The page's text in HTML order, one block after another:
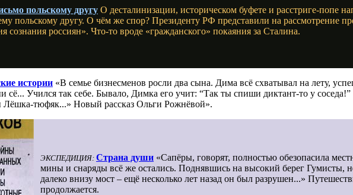
польскому другу О десталинизации, историческом буфете и расстриге-попе
польскому другу. О чём же спор? Президенту РФ представили на рассмотрение
сознания россиян». Что-то вроде «гражданского» покаяния за Сталина.
истории «В семье бизнесменов росли два сына. Дима всё схватывал на лету,
сё... Учился так себе. Бывало, Димка его учит: “Так ты спиши диктант-то у
Лёшка-тюфяк...» Новый рассказ Ольги Рожнёвой».
ЭКСПЕДИЦИЯ: Страна души «Сапёры, говорят, полностью обезопасила
мины и снаряды всё же остались. Поднявшись на высокий берег Гумисты,
далеко внизу мост – ещё несколько лет назад он был разрушен...»
продолжается.